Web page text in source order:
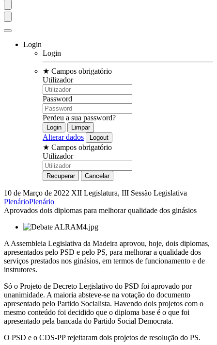
Login
Login
★ Campos obrigatório
Utilizador
Password
Perdeu a sua password?
Alterar dados
★ Campos obrigatório
Utilizador
10 de Março de 2022 XII Legislatura, III Sessão Legislativa
PlenárioPlenário
Aprovados dois diplomas para melhorar qualidade dos ginásios
A Assembleia Legislativa da Madeira aprovou, hoje, dois diplomas,
apresentados pelo PSD e pelo PS, para melhorar a qualidade dos
serviços prestados nos ginásios, em termos de funcionamento e de
instrutores.
Só o Projeto de Decreto Legislativo do PSD foi aprovado por
unanimidade. A maioria absteve-se na votação do documento
apresentado pelo Partido Socialista. Havendo dois projetos com o
mesmo conteúdo foi decidido que o diploma base é o que foi
apresentado pela bancada do Partido Social Democrata.
O PSD e o CDS-PP rejeitaram dois projetos de resolução do PS.